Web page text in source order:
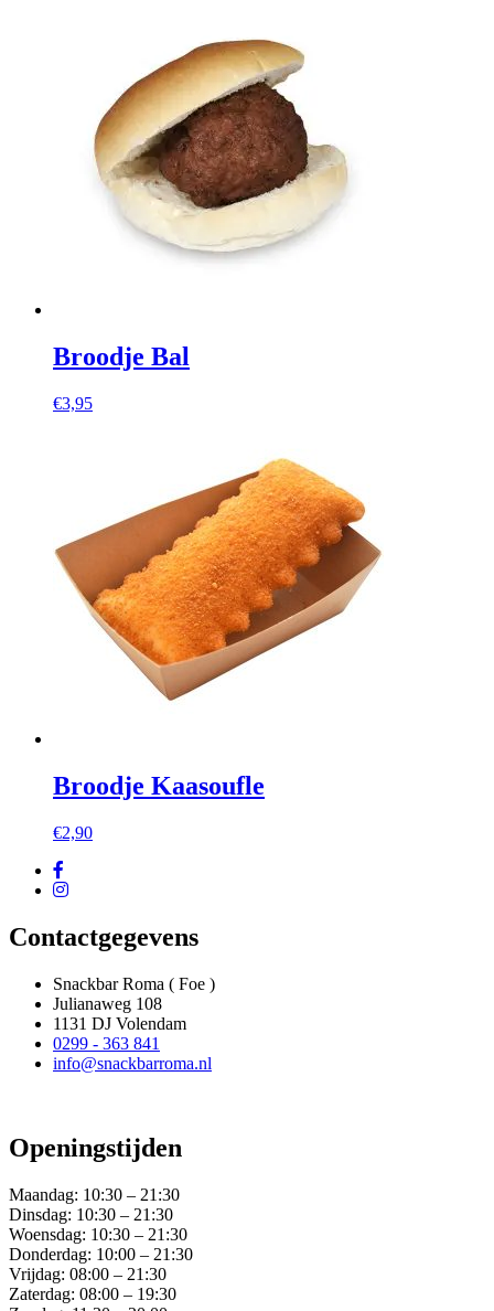
Broodje Bal
€3,95
Broodje Kaasoufle
€2,90
Contactgegevens
Snackbar Roma ( Foe )
Julianaweg 108
1131 DJ Volendam
0299 - 363 841
info@snackbarroma.nl
Openingstijden
Maandag: 10:30 – 21:30
Dinsdag: 10:30 – 21:30
Woensdag: 10:30 – 21:30
Donderdag: 10:00 – 21:30
Vrijdag: 08:00 – 21:30
Zaterdag: 08:00 – 19:30